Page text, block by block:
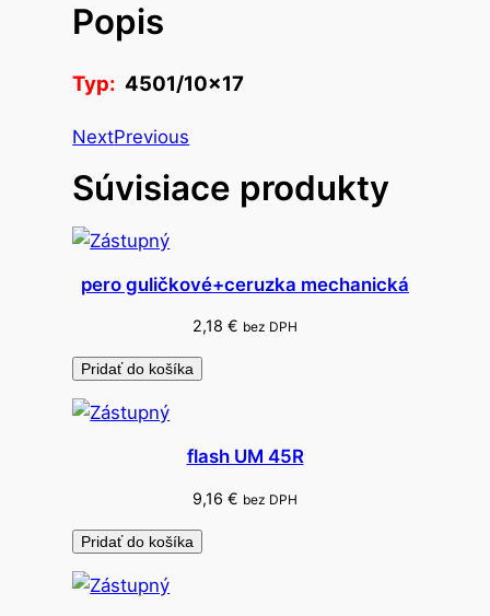
o
n
l
e
k
n
r
i
s
y
Popis
Typ:4501/10×17
NextPrevious
Súvisiace produkty
pero guličkové+ceruzka mechanická
2,18 € bez DPH
Pridať do košíka
flash UM 45R
9,16 € bez DPH
Pridať do košíka